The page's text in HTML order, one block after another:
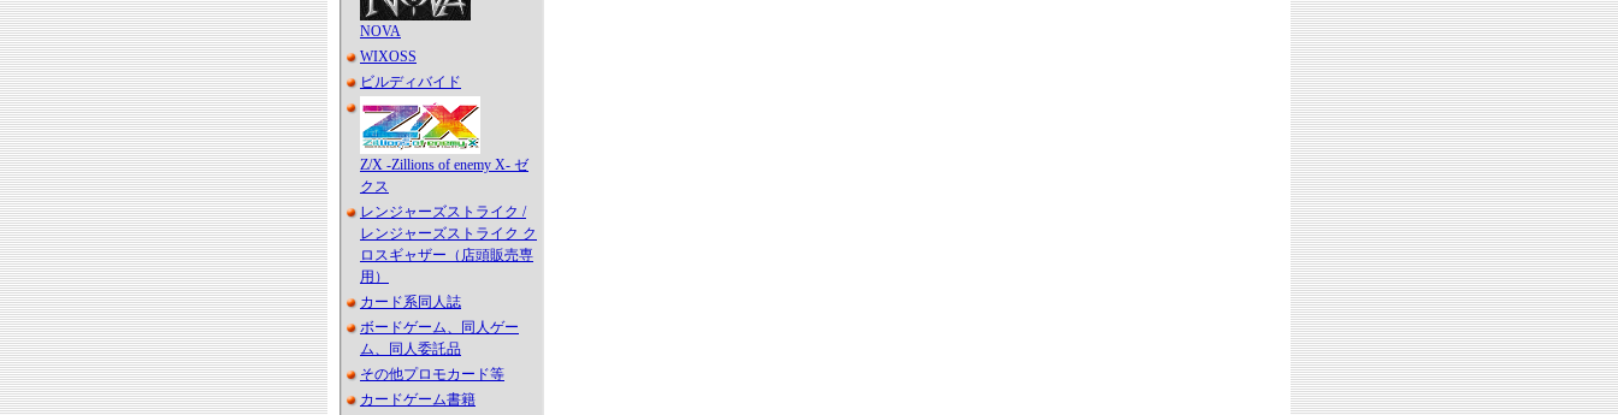
NOVA
WIXOSS
ビルディバイド
Z/X -Zillions of enemy X- ゼ
クス
レンジャーズストライク /
レンジャーズストライク ク
ロスギャザー（店頭販売専
用）
カード系同人誌
ボードゲーム、同人ゲー
ム、同人委託品
その他プロモカード等
カードゲーム書籍